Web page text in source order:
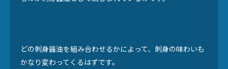
どの刺身醤油を組み合わせるかによって、刺身の味わいも
かなり変わってくるはずです。